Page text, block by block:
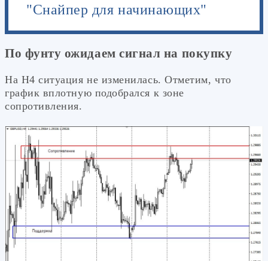
"Снайпер для начинающих"
По фунту ожидаем сигнал на покупку
На Н4 ситуация не изменилась. Отметим, что
график вплотную подобрался к зоне
сопротивления.